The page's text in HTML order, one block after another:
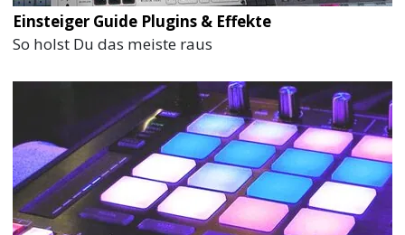
Einsteiger Guide Plugins & Effekte
So holst Du das meiste raus